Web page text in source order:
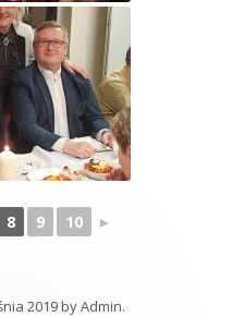
8 9 10 ►
2019byAdmin.